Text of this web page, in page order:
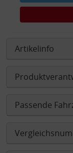
Artikelinfo
Passende